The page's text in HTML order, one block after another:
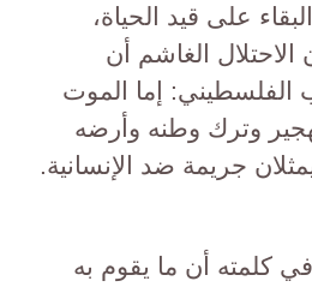
على قيد الحياة،
الغاشم أن
إما الموت
وترك وطنه وأرضه
جريمة ضد الإنسانية.
كلمته أن ما يقوم به